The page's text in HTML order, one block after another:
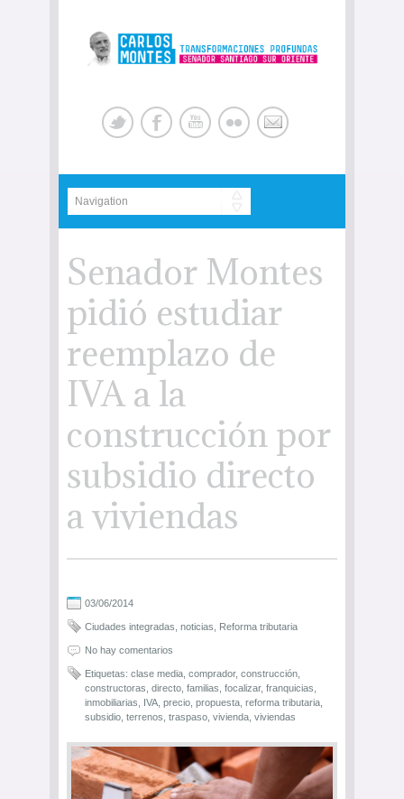
Senador Montes
pidió estudiar
reemplazo de
IVA a la
construcción por
subsidio directo
a viviendas
03/06/2014
Ciudades integradas noticias Reforma tributaria
No hay comentarios
Etiquetas: clase media comprador, construcción
constructoras directo familias focalizar, franquicias
inmobiliarias
IVA precio propuesta reforma tributaria
subsidio terrenos traspaso vivienda viviendas